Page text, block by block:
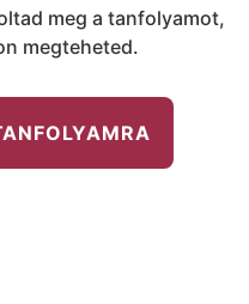
meg a tanfolyamot,
megteheted.